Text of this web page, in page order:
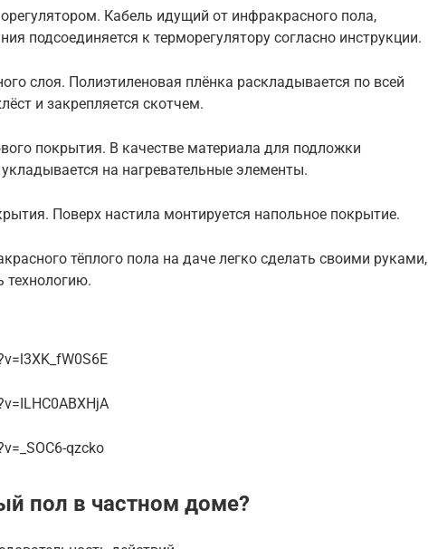
Кабель идущий от инфракрасного пола,
подсоединяется к терморегулятору согласно инструкции.
слоя. Полиэтиленовая плёнка раскладывается по всей
и закрепляется скотчем.
покрытия. В качестве материала для подложки
на нагревательные элементы.
Поверх настила монтируется напольное покрытие.
тёплого пола на даче легко сделать своими руками,
технологию.
qzcko
пол в частном доме?